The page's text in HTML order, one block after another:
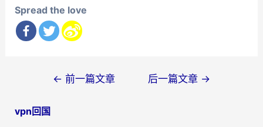
Spread the love
导
← 前一篇文章 后一篇文章 →
vpn回国